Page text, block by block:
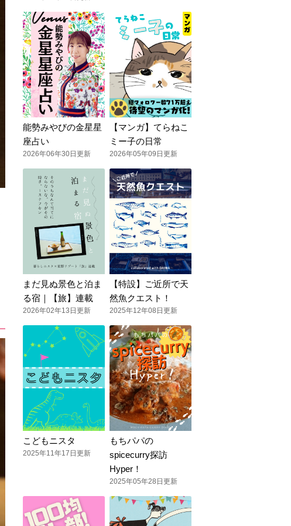
能勢みやびの金星星
座占い
2026年06年30日更新
【マンガ】てらねこ
ミー子の日常
2026年05年09日更新
まだ見ぬ景色と泊ま
る宿｜【旅】連載
2026年02年13日更新
【特設】ご近所で天
然魚クエスト！
2025年12年08日更新
こどもニスタ
2025年11年17日更新
もちパパの
spicecurry探訪
Hyper！
2025年05年28日更新